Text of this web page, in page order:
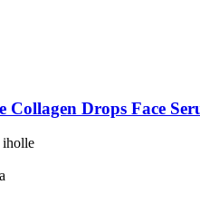
Collagen Drops Face
iholle